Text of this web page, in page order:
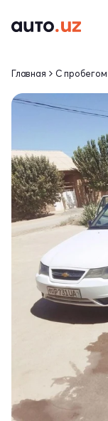
Главная С пробегом